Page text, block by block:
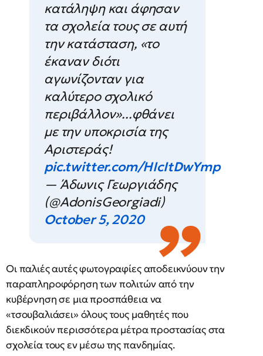
κατάληψη και άφησαν
τα σχολεία τους σε αυτή
την κατάσταση, «το
έκαναν διότι
αγωνίζονταν για
καλύτερο σχολικό
περιβάλλον»...φθάνει
με την υποκρισία της
Αριστεράς!
pic.twitter.com/HIcItDwYmp
— Άδωνις Γεωργιάδης
(@AdonisGeorgiadi)
October 5, 2020
Οι παλιές αυτές φωτογραφίες αποδεικνύουν την
παραπληροφόρηση των πολιτών από την
κυβέρνηση σε μια προσπάθεια να
«τσουβαλιάσει» όλους τους μαθητές που
διεκδικούν περισσότερα μέτρα προστασίας στα
σχολεία τους εν μέσω της πανδημίας.